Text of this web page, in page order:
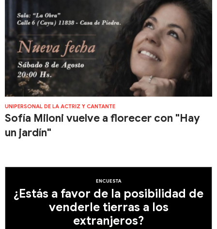
UNIPERSONAL DE LA ACTRIZ Y CANTANTE
Sofía Miloni vuelve a florecer con "Hay
un jardín"
ENCUESTA
¿Estás a favor de la posibilidad de
venderle tierras a los
extranjeros?